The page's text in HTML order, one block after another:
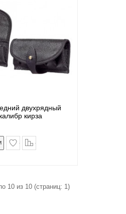
двухрядный
кирза
в закладки
10 из 10 (страниц: 1)